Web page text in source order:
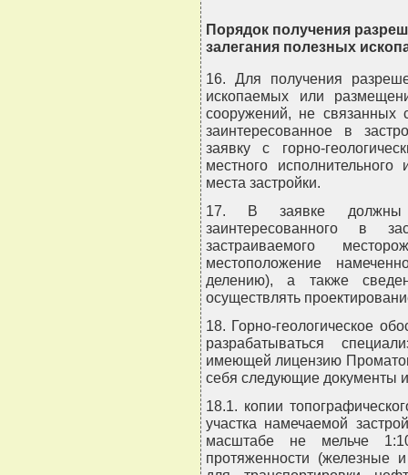
Порядок получения
залегания полезных
16. Для получения
ископаемых или
сооружений, не связанных
заинтересованное в
заявку с горно-
местного
места застройки.
17. В заявке должны
заинтересованного в
застраиваемого
местоположение
делению), а также
осуществлять
18. Горно-геологическое
разрабатываться
имеющей лицензию
себя следующие документы
18.1. копии
участка намечаемой
масштабе не мельче
протяженности (железные